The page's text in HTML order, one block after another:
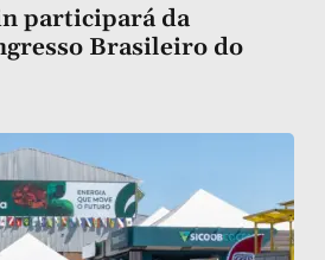
participará da
Brasileiro do